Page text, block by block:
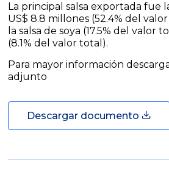
La principal salsa exportada fue
US$ 8.8 millones (52.4% del
la salsa de soya (17.5% del valor
(8.1% del valor total).
Para mayor información
adjunto
Descargar documento